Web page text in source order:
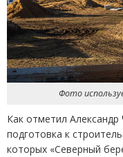
Фото
Как отметил Александр
подготовка к
которых «Северный